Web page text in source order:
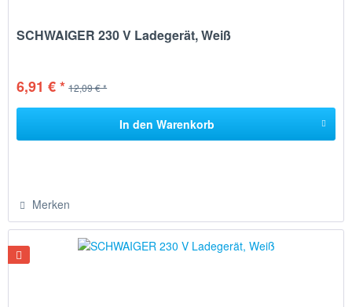
SCHWAIGER 230 V Ladegerät, Weiß
6,91 € * 12,09 € *
In den Warenkorb
Merken